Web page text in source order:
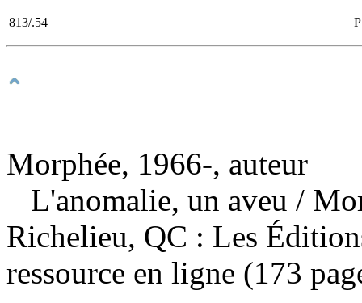
813/.54
Morphée, 1966-, auteur
L'anomalie, un aveu /
Richelieu, QC : Les
ressource en ligne (173